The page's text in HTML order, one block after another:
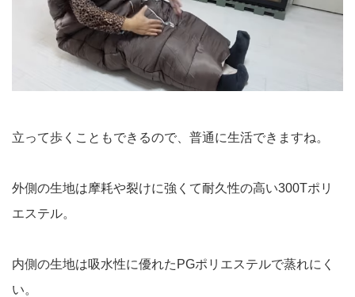
立って歩くこともできるので、普通に生活できますね。
外側の生地は摩耗や裂けに強くて耐久性の高い300Tポリ
エステル。
内側の生地は吸水性に優れたPGポリエステルで蒸れにく
い。